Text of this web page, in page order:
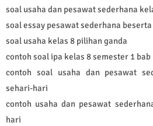
soal usaha dan pesawat sederhana
soal essay pesawat sederhana
soal usaha kelas 8 pilihan ganda
contoh soal ipa kelas 8 semester 1 bab
contoh soal usaha dan pesawat
sehari-hari
contoh usaha dan pesawat
hari